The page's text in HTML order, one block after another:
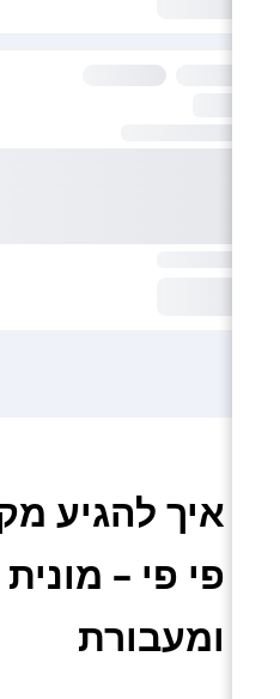
איך להגיע
פי פי –
ומעבורת